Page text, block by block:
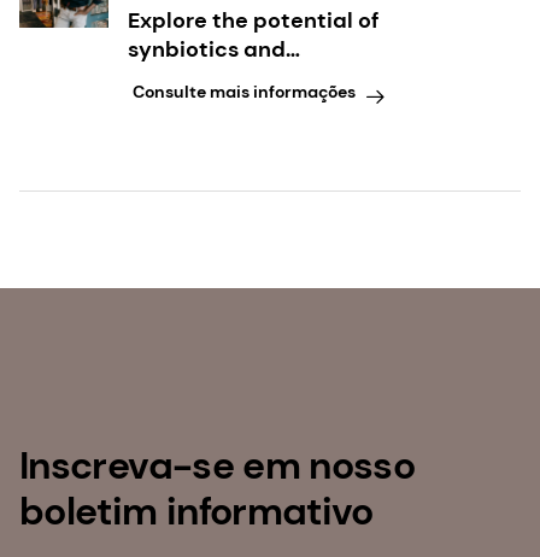
Explore the potential of
synbiotics and
microencapsulated butyrate
with leading gut health scientist
Consulte mais informações
Inscreva-se em nosso
boletim informativo